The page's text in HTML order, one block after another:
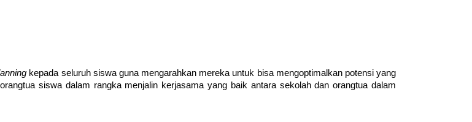
kepada seluruh siswa guna mengarahkan mereka untuk bisa mengoptimalkan potensi yang
siswa dalam rangka menjalin kerjasama yang baik antara sekolah dan orangtua dalam